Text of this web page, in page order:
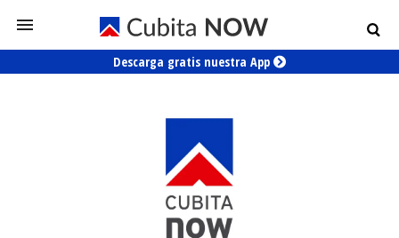
Descarga gratis nuestra App